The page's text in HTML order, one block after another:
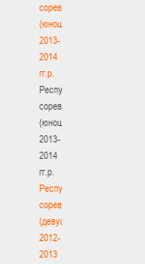
соревнования
(юноши)
2013-
2014
гг.р.
Республиканские
соревнования
(юноши)
2013-
2014
гг.р.
Республиканские
соревнования
(девушки)
2012-
2013